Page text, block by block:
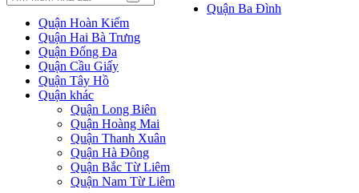
Quận Ba Đình
Quận Hoàn Kiếm
Quận Hai Bà Trưng
Quận Đống Đa
Quận Cầu Giấy
Quận Tây Hồ
Quận khác
Quận Long Biên
Quận Hoàng Mai
Quận Thanh Xuân
Quận Hà Đông
Quận Bắc Từ Liêm
Quận Nam Từ Liêm